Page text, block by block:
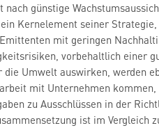
nach günstige
ein Kernelement seiner
mit geringen
vorbehaltlich einer
die Umwelt auswirken, werden
mit Unternehmen
zu Ausschlüssen in der
ist im Vergleich